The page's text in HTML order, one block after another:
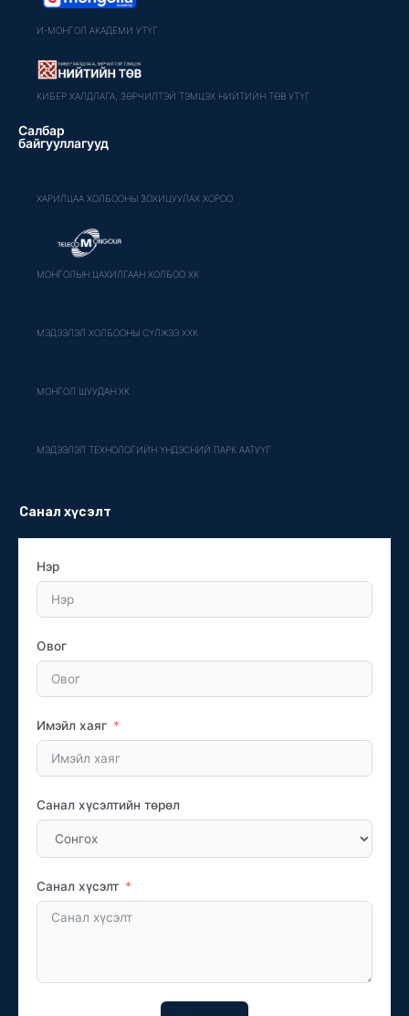
И-МОНГОЛ АКАДЕМИ УТҮГ
КИБЕР ХАЛДЛАГА, ЗӨРЧИЛТЭЙ ТЭМЦЭХ НИЙТИЙН ТӨВ УТҮГ
Салбар
байгууллагууд
ХАРИЛЦАА ХОЛБООНЫ ЗОХИЦУУЛАХ ХОРОО
МОНГОЛЫН ЦАХИЛГААН ХОЛБОО ХК
МЭДЭЭЛЭЛ ХОЛБООНЫ СҮЛЖЭЭ ХХК
МОНГОЛ ШУУДАН ХК
МЭДЭЭЛЭЛ ТЕХНОЛОГИЙН ҮНДЭСНИЙ ПАРК ААТУҮГ
Санал хүсэлт
Нэр
Овог
Имэйл хаяг
Санал хүсэлтийн төрөл
Санал хүсэлт